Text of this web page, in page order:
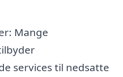
Mange
services til nedsatte